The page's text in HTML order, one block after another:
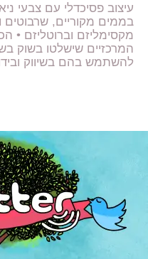
עיצוב פסיכדלי עם צבעי
בממים מקוריים, שרבוטים
מקסימליזם וברוטליזם •
המרכזיים שישלטו בשוק
להשתמש בהם בשיווק